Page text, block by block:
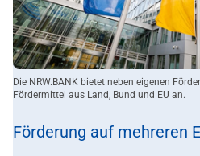
Die NRW.BANK bietet neben eigenen
Fördermittel aus Land, Bund und EU an.
Förderung auf mehreren